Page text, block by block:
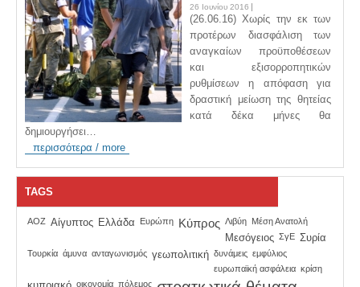
26 Ιουνίου 2016
(26.06.16) Χωρίς την εκ των
προτέρων διασφάλιση των
αναγκαίων προϋποθέσεων
και εξισορροπητικών
ρυθμίσεων η απόφαση για
δραστική μείωση της θητείας
κατά δέκα μήνες θα
δημιουργήσει…
περισσότερα / more
TAGS
ΑΟΖ Αίγυπτος Ελλάδα Ευρώπη Κύπρος Λιβύη Μέση Ανατολή
Μεσόγειος ΣγΕ Συρία
Τουρκία άμυνα ανταγωνισμός γεωπολιτική δυνάμεις εμφύλιος
ευρωπαϊκή ασφάλεια κρίση
οικονομία πόλεμος